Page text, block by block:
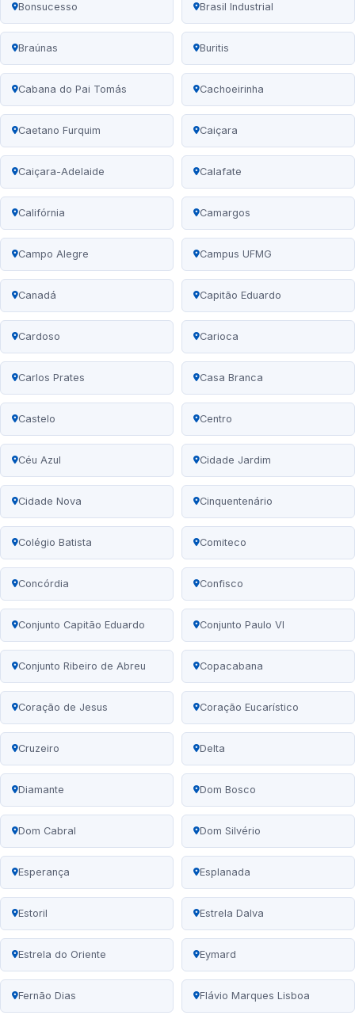
Bonsucesso Brasil Industrial
Braúnas Buritis
Cabana do Pai Tomás Cachoeirinha
Caetano Furquim Caiçara
Caiçara-Adelaide Calafate
Califórnia Camargos
Campo Alegre Campus UFMG
Canadá Capitão Eduardo
Cardoso Carioca
Carlos Prates Casa Branca
Castelo Centro
Céu Azul Cidade Jardim
Cidade Nova Cinquentenário
Colégio Batista Comiteco
Concórdia Confisco
Conjunto Capitão Eduardo Conjunto Paulo VI
Conjunto Ribeiro de Abreu Copacabana
Coração de Jesus Coração Eucarístico
Cruzeiro Delta
Diamante Dom Bosco
Dom Cabral Dom Silvério
Esperança Esplanada
Estoril Estrela Dalva
Estrela do Oriente Eymard
Fernão Dias Flávio Marques Lisboa